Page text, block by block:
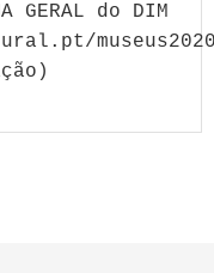
GERAL do DIM